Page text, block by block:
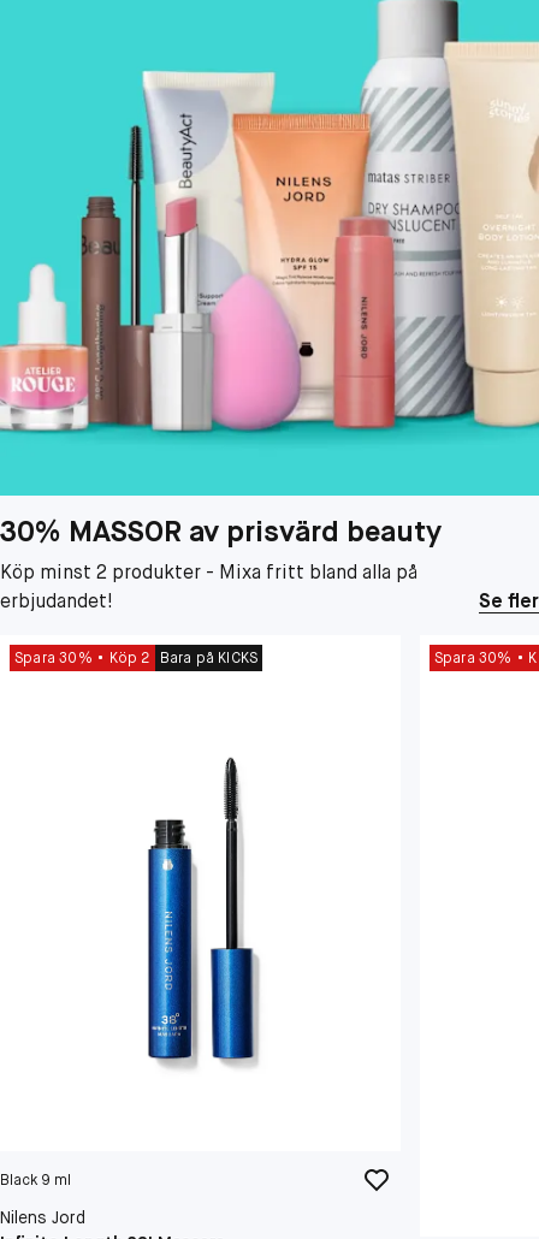
30% MASSOR av prisvärd beauty
Köp minst 2 produkter - Mixa fritt bland alla på
erbjudandet!
Se fler
Spara 30% Köp 2 Bara på KICKS
Black 9 ml
Nilens Jord
Spara 30%